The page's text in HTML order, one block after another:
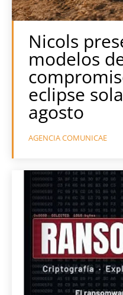
Nicols
modelos
eclipse
agosto
AGENCIA COMUNICAE